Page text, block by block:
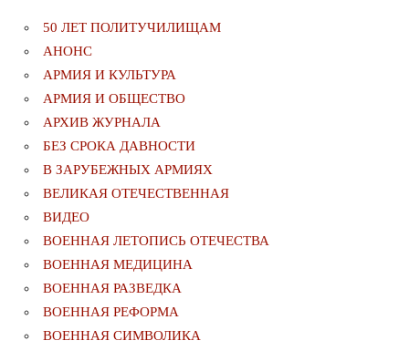
50 ЛЕТ ПОЛИТУЧИЛИЩАМ
АНОНС
АРМИЯ И КУЛЬТУРА
АРМИЯ И ОБЩЕСТВО
АРХИВ ЖУРНАЛА
БЕЗ СРОКА ДАВНОСТИ
В ЗАРУБЕЖНЫХ АРМИЯХ
ВЕЛИКАЯ ОТЕЧЕСТВЕННАЯ
ВИДЕО
ВОЕННАЯ ЛЕТОПИСЬ ОТЕЧЕСТВА
ВОЕННАЯ МЕДИЦИНА
ВОЕННАЯ РАЗВЕДКА
ВОЕННАЯ РЕФОРМА
ВОЕННАЯ СИМВОЛИКА